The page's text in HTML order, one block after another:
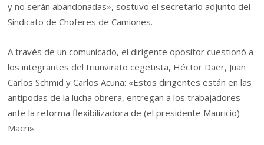
y no serán abandonadas», sostuvo el secretario adjunto del
Sindicato de Choferes de Camiones.
A través de un comunicado, el dirigente opositor cuestionó a
los integrantes del triunvirato cegetista, Héctor Daer, Juan
Carlos Schmid y Carlos Acuña: «Estos dirigentes están en las
antípodas de la lucha obrera, entregan a los trabajadores
ante la reforma flexibilizadora de (el presidente Mauricio)
Macri».